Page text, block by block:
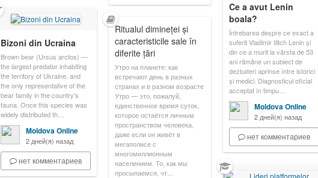
Ce a avut Lenin
boala?
Întrebarea despre ce exact a
suferit Vladimir Ilitch Lenin și
din ce a murit la vârsta de 53
ani rămâne un subiect de
dezbateri aprinse între istorici
și medici. Diagnosticul oficial
acceptat în timpu…
Moldova Online
2 дней(я) назад
нет комментариев
Bizoni din Ucraina
Brown bear (Ursus arctos) —
the largest predator inhabiting
the territory of Ukraine, and
the only representative of the
bear family in the country's
fauna. Once this species was
widely distributed th…
Moldova Online
2 дней(я) назад
нет комментариев
Ritualul dimineței și
caracteristicile sale în
diferite țări
Утро на планете: как
встречают день в разных
странах и в разном возрасте
Утро — это, пожалуй,
единственное время суток,
которое остаётся личным
пространством человека,
даже если он живёт в
мегаполисе с
многомиллионным
населением. То, как мы
просыпаемся, чт…